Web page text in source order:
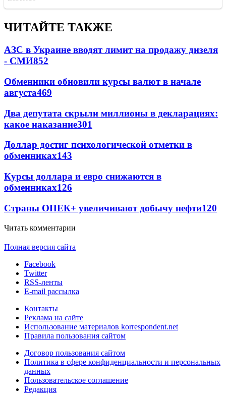
ЧИТАЙТЕ ТАКЖЕ
АЗС в Украине вводят лимит на продажу дизеля
- СМИ852
Обменники обновили курсы валют в начале
августа469
Два депутата скрыли миллионы в декларациях:
какое наказание301
Доллар достиг психологической отметки в
обменниках143
Курсы доллара и евро снижаются в
обменниках126
Страны ОПЕК+ увеличивают добычу нефти120
Читать комментарии
Полная версия сайта
Facebook
Twitter
RSS-ленты
E-mail рассылка
Контакты
Реклама на сайте
Использование материалов korrespondent.net
Правила пользования сайтом
Договор пользования сайтом
Политика в сфере конфиденциальности и персональных
данных
Пользовательское соглашение
Редакция